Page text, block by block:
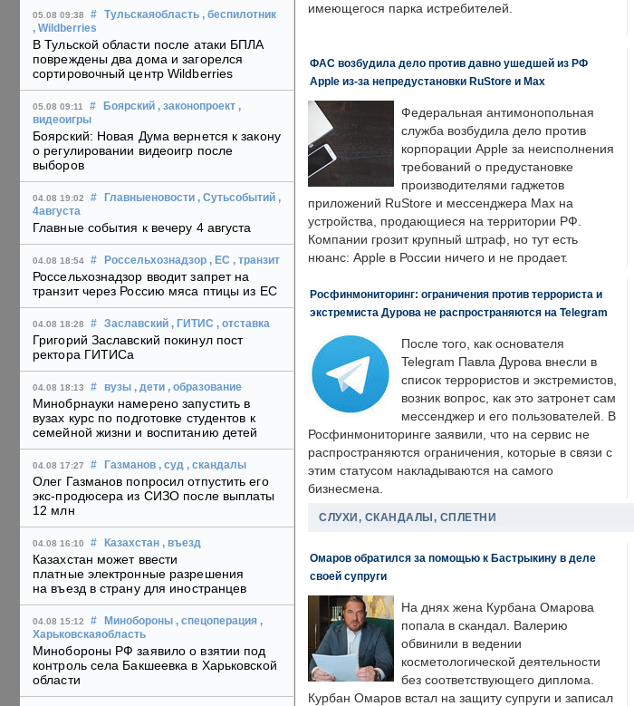
05.08 09:38 # Тульскаяобласть , беспилотник
, Wildberries
В Тульской области после атаки БПЛА
повреждены два дома и загорелся
сортировочный центр Wildberries
05.08 09:11 # Боярский , законопроект ,
видеоигры
Боярский: Новая Дума вернется к закону
о регулировании видеоигр после
выборов
04.08 19:02 # Главныеновости , Сутьсобытий ,
4августа
Главные события к вечеру 4 августа
04.08 18:54 # Россельхознадзор , ЕС , транзит
Россельхознадзор вводит запрет на
транзит через Россию мяса птицы из ЕС
04.08 18:28 # Заславский , ГИТИС , отставка
Григорий Заславский покинул пост
ректора ГИТИСа
04.08 18:13 # вузы , дети , образование
Минобрнауки намерено запустить в
вузах курс по подготовке студентов к
семейной жизни и воспитанию детей
04.08 17:27 # Газманов , суд , скандалы
Олег Газманов попросил отпустить его
экс-продюсера из СИЗО после выплаты
12 млн
04.08 16:10 # Казахстан , въезд
Казахстан может ввести
платные электронные разрешения
на въезд в страну для иностранцев
04.08 15:12 # Минобороны , спецоперация ,
Харьковскаяобласть
Минобороны РФ заявило о взятии под
контроль села Бакшеевка в Харьковской
области
имеющегося парка истребителей.
ФАС возбудила дело против давно ушедшей из РФ
Apple из-за непредустановки RuStore и Max
Федеральная антимонопольная
служба возбудила дело против
корпорации Apple за неисполнения
требований о предустановке
производителями гаджетов
приложений RuStore и мессенджера Max на
устройства, продающиеся на территории РФ.
Компании грозит крупный штраф, но тут есть
нюанс: Apple в России ничего и не продает.
Росфинмониторинг: ограничения против террориста и
экстремиста Дурова не распространяются на Telegram
После того, как основателя
Telegram Павла Дурова внесли в
список террористов и экстремистов,
возник вопрос, как это затронет сам
мессенджер и его пользователей. В
Росфинмониторинге заявили, что на сервис не
распространяются ограничения, которые в связи с
этим статусом накладываются на самого
бизнесмена.
СЛУХИ, СКАНДАЛЫ, СПЛЕТНИ
Омаров обратился за помощью к Бастрыкину в деле
своей супруги
На днях жена Курбана Омарова
попала в скандал. Валерию
обвинили в ведении
косметологической деятельности
без соответствующего диплома.
Курбан Омаров встал на защиту супруги и записал